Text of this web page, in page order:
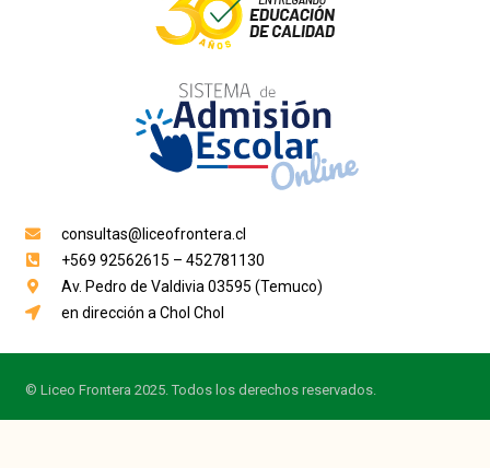
consultas@liceofrontera.cl
+569 92562615 – 452781130
Av. Pedro de Valdivia 03595 (Temuco)
en dirección a Chol Chol
© Liceo Frontera 2025. Todos los derechos reservados.